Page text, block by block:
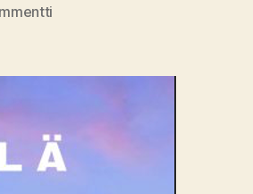
Kalle
Neuvostomaan
lapset